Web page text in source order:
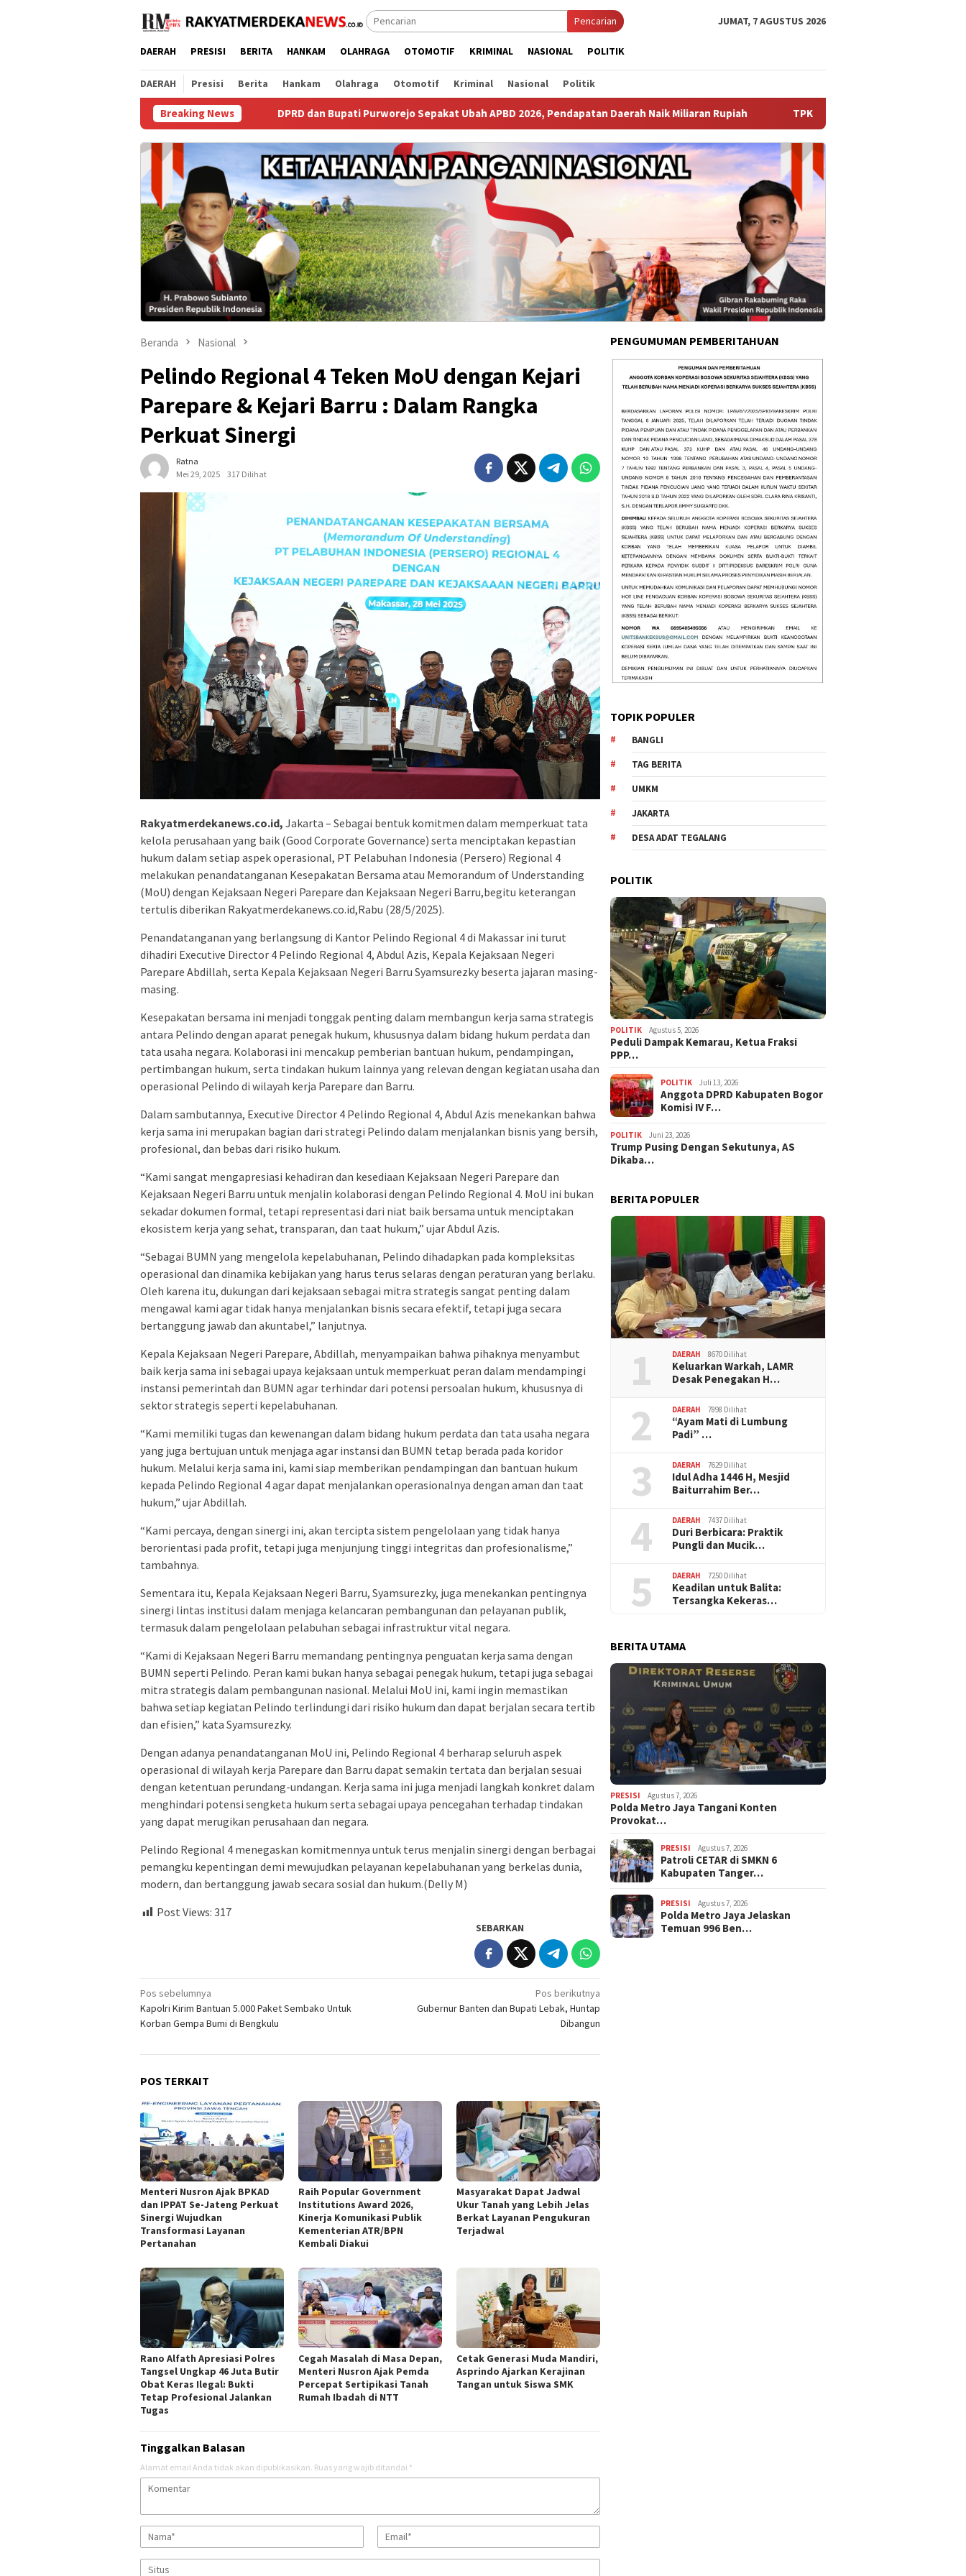
Pencarian JUMAT, 7 AGUSTUS 2026
DAERAH PRESISI BERITA HANKAM OLAHRAGA OTOMOTIF KRIMINAL NASIONAL POLITIK
DAERAH Presisi Berita Hankam Olahraga Otomotif Kriminal Nasional Politik
Breaking News
DPRD dan Bupati Purworejo Sepakat Ubah APBD 2026, Pendapatan Daerah Naik Miliaran Rupiah ‎ TPK Koja Perkuat Tata Kelola Perusahaan melalui
Beranda Nasional
Pelindo Regional 4 Teken MoU dengan Kejari
Parepare & Kejari Barru : Dalam Rangka
Perkuat Sinergi
Ratna
Mei 29, 2025
317 Dilihat
Rakyatmerdekanews.co.id, Jakarta – Sebagai bentuk komitmen dalam memperkuat tata
kelola perusahaan yang baik (Good Corporate Governance) serta menciptakan kepastian
hukum dalam setiap aspek operasional, PT Pelabuhan Indonesia (Persero) Regional 4
melakukan penandatanganan Kesepakatan Bersama atau Memorandum of Understanding
(MoU) dengan Kejaksaan Negeri Parepare dan Kejaksaan Negeri Barru,begitu keterangan
tertulis diberikan Rakyatmerdekanews.co.id,Rabu (28/5/2025).
Penandatanganan yang berlangsung di Kantor Pelindo Regional 4 di Makassar ini turut
dihadiri Executive Director 4 Pelindo Regional 4, Abdul Azis, Kepala Kejaksaan Negeri
Parepare Abdillah, serta Kepala Kejaksaan Negeri Barru Syamsurezky beserta jajaran masing-
masing.
Kesepakatan bersama ini menjadi tonggak penting dalam membangun kerja sama strategis
antara Pelindo dengan aparat penegak hukum, khususnya dalam bidang hukum perdata dan
tata usaha negara. Kolaborasi ini mencakup pemberian bantuan hukum, pendampingan,
pertimbangan hukum, serta tindakan hukum lainnya yang relevan dengan kegiatan usaha dan
operasional Pelindo di wilayah kerja Parepare dan Barru.
Dalam sambutannya, Executive Director 4 Pelindo Regional 4, Abdul Azis menekankan bahwa
kerja sama ini merupakan bagian dari strategi Pelindo dalam menjalankan bisnis yang bersih,
profesional, dan bebas dari risiko hukum.
“Kami sangat mengapresiasi kehadiran dan kesediaan Kejaksaan Negeri Parepare dan
Kejaksaan Negeri Barru untuk menjalin kolaborasi dengan Pelindo Regional 4. MoU ini bukan
sekadar dokumen formal, tetapi representasi dari niat baik bersama untuk menciptakan
ekosistem kerja yang sehat, transparan, dan taat hukum,” ujar Abdul Azis.
“Sebagai BUMN yang mengelola kepelabuhanan, Pelindo dihadapkan pada kompleksitas
operasional dan dinamika kebijakan yang harus terus selaras dengan peraturan yang berlaku.
Oleh karena itu, dukungan dari kejaksaan sebagai mitra strategis sangat penting dalam
mengawal kami agar tidak hanya menjalankan bisnis secara efektif, tetapi juga secara
bertanggung jawab dan akuntabel,” lanjutnya.
Kepala Kejaksaan Negeri Parepare, Abdillah, menyampaikan bahwa pihaknya menyambut
baik kerja sama ini sebagai upaya kejaksaan untuk memperkuat peran dalam mendampingi
instansi pemerintah dan BUMN agar terhindar dari potensi persoalan hukum, khususnya di
sektor strategis seperti kepelabuhanan.
“Kami memiliki tugas dan kewenangan dalam bidang hukum perdata dan tata usaha negara
yang juga bertujuan untuk menjaga agar instansi dan BUMN tetap berada pada koridor
hukum. Melalui kerja sama ini, kami siap memberikan pendampingan dan bantuan hukum
kepada Pelindo Regional 4 agar dapat menjalankan operasionalnya dengan aman dan taat
hukum,” ujar Abdillah.
“Kami percaya, dengan sinergi ini, akan tercipta sistem pengelolaan yang tidak hanya
berorientasi pada profit, tetapi juga menjunjung tinggi integritas dan profesionalisme,”
tambahnya.
Sementara itu, Kepala Kejaksaan Negeri Barru, Syamsurezky, juga menekankan pentingnya
sinergi lintas institusi dalam menjaga kelancaran pembangunan dan pelayanan publik,
termasuk dalam pengelolaan pelabuhan sebagai infrastruktur vital negara.
“Kami di Kejaksaan Negeri Barru memandang pentingnya penguatan kerja sama dengan
BUMN seperti Pelindo. Peran kami bukan hanya sebagai penegak hukum, tetapi juga sebagai
mitra strategis dalam pembangunan nasional. Melalui MoU ini, kami ingin memastikan
bahwa setiap kegiatan Pelindo terlindungi dari risiko hukum dan dapat berjalan secara tertib
dan efisien,” kata Syamsurezky.
Dengan adanya penandatanganan MoU ini, Pelindo Regional 4 berharap seluruh aspek
operasional di wilayah kerja Parepare dan Barru dapat semakin tertata dan berjalan sesuai
dengan ketentuan perundang-undangan. Kerja sama ini juga menjadi langkah konkret dalam
menghindari potensi sengketa hukum serta sebagai upaya pencegahan terhadap tindakan
yang dapat merugikan perusahaan dan negara.
Pelindo Regional 4 menegaskan komitmennya untuk terus menjalin sinergi dengan berbagai
pemangku kepentingan demi mewujudkan pelayanan kepelabuhanan yang berkelas dunia,
modern, dan bertanggung jawab secara sosial dan hukum.(Delly M)
Post Views: 317
SEBARKAN
Navigasi
pos
Pos sebelumnya
Kapolri Kirim Bantuan 5.000 Paket Sembako Untuk
Korban Gempa Bumi di Bengkulu
Pos berikutnya
Gubernur Banten dan Bupati Lebak, Huntap
Dibangun
POS TERKAIT
Menteri Nusron Ajak BPKAD
dan IPPAT Se-Jateng Perkuat
Sinergi Wujudkan
Transformasi Layanan
Pertanahan
Raih Popular Government
Institutions Award 2026,
Kinerja Komunikasi Publik
Kementerian ATR/BPN
Kembali Diakui
‎Masyarakat Dapat Jadwal
Ukur Tanah yang Lebih Jelas
Berkat Layanan Pengukuran
Terjadwal
Rano Alfath Apresiasi Polres
Tangsel Ungkap 46 Juta Butir
Obat Keras Ilegal: Bukti
Tetap Profesional Jalankan
Tugas
‎Cegah Masalah di Masa Depan,
Menteri Nusron Ajak Pemda
Percepat Sertipikasi Tanah
Rumah Ibadah di NTT ‎
Cetak Generasi Muda Mandiri,
Asprindo Ajarkan Kerajinan
Tangan untuk Siswa SMK
Tinggalkan Balasan
Alamat email Anda tidak akan dipublikasikan. Ruas yang wajib ditandai *
PENGUMUMAN PEMBERITAHUAN
TOPIK POPULER
BANGLI
TAG BERITA
UMKM
JAKARTA
DESA ADAT TEGALANG
POLITIK
POLITIK Agustus 5, 2026
‎Peduli Dampak Kemarau, Ketua Fraksi
PPP…
POLITIK Juli 13, 2026
Anggota DPRD Kabupaten Bogor
Komisi IV F…
POLITIK Juni 23, 2026
Trump Pusing Dengan Sekutunya, AS
Dikaba…
BERITA POPULER
1 DAERAH 8670 Dilihat
Keluarkan Warkah, LAMR
Desak Penegakan H…
2 DAERAH 7898 Dilihat
“Ayam Mati di Lumbung
Padi” …
3 DAERAH 7629 Dilihat
Idul Adha 1446 H, Mesjid
Baiturrahim Ber…
4 DAERAH 7437 Dilihat
Duri Berbicara: Praktik
Pungli dan Mucik…
5 DAERAH 7250 Dilihat
Keadilan untuk Balita:
Tersangka Kekeras…
BERITA UTAMA
PRESISI Agustus 7, 2026
Polda Metro Jaya Tangani Konten
Provokat…
PRESISI Agustus 7, 2026
Patroli CETAR di SMKN 6
Kabupaten Tanger…
PRESISI Agustus 7, 2026
Polda Metro Jaya Jelaskan
Temuan 996 Ben…